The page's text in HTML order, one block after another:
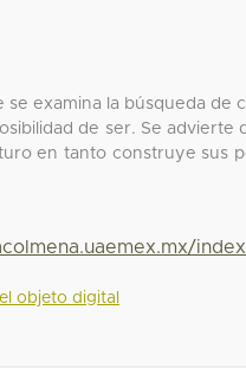
se examina la búsqueda
de ser. Se
en tanto construye sus
objeto digital